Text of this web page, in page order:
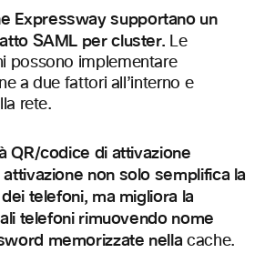
Expressway supportano un
SAML per cluster. Le
possono implementare
a due fattori all’interno e
rete.
QR/codice di attivazione
non solo semplifica la
telefoni, ma migliora la
telefoni rimuovendo nome
memorizzate nellacache.